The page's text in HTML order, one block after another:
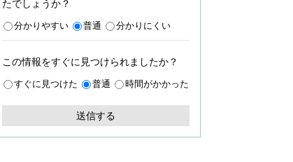
たでしょうか？
分かりやすい 普通 分かりにくい
この情報をすぐに見つけられましたか？
すぐに見つけた 普通 時間がかかった